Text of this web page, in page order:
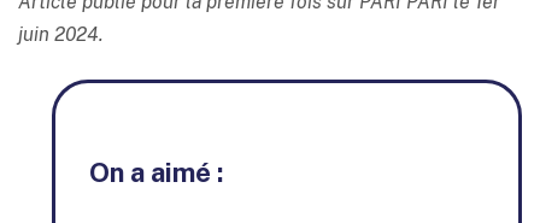
juin 2024.
On a aimé :